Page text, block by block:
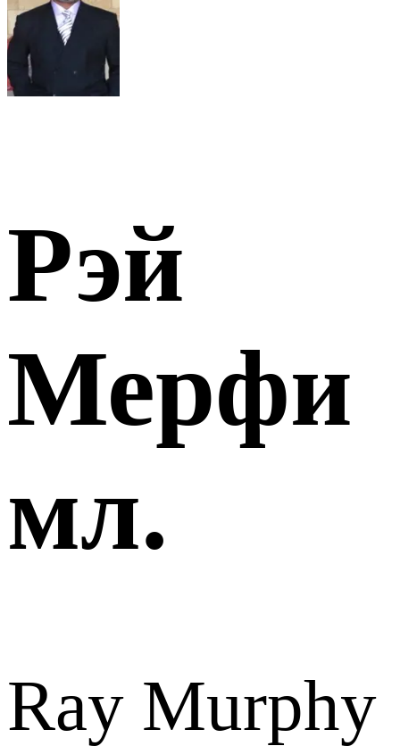
Рэй
Мерфи
мл.
Ray Murphy